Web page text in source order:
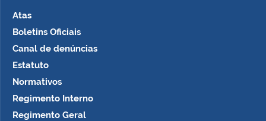
Atas
Boletins Oficiais
Canal de denúncias
Estatuto
Normativos
Regimento Interno
Regimento Geral